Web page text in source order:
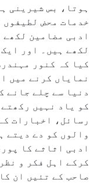
ہوتا، بس شیرینی
خدمات محض لطیفوں
ادبی مضامین
لکھے ہیں۔ اور
کیا کہ کنور
نمایاں کرنے میں
دنیا سے چلے جانے
کو یاد نہیں
رسائل، اخبارات
والوں کو دے دیتے
ادبی اثاثے کا
کرکے اہل فکر و
صاحب کے تئیں ان